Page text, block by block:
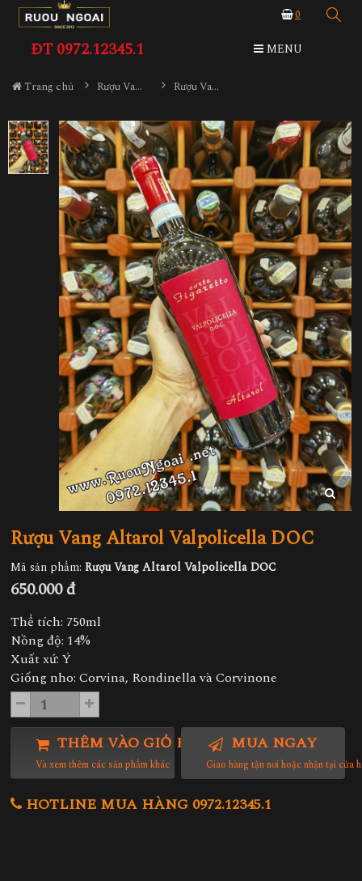
0
ĐT 0972.12345.1 MENU
Trang chủ Rượu Vang Rượu Vang Altarol Valpolicella DOC
Rượu Vang Altarol Valpolicella DOC
Mã sản phẩm: Rượu Vang Altarol Valpolicella DOC
650.000 đ
Thể tích: 750ml
Nồng độ: 14%
Xuất xứ: Ý
Giống nho: Corvina, Rondinella và Corvinone
THÊM VÀO GIỎ HÀNG
Và xem thêm các sản phẩm khác
MUA NGAY
Giao hàng tận nơi hoặc nhận tại cửa
HOTLINE MUA HÀNG 0972.12345.1